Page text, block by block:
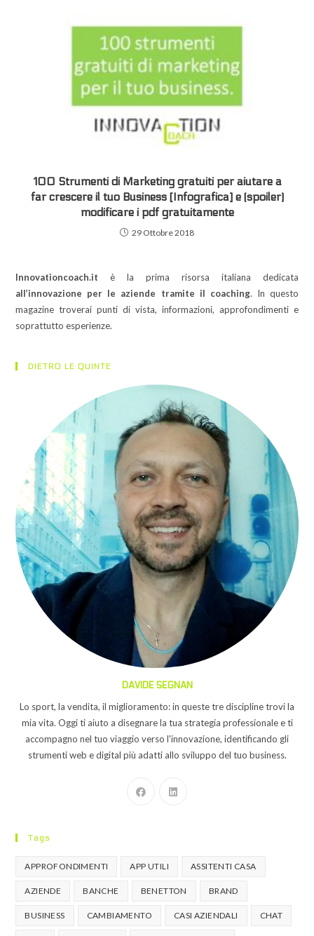
100 Strumenti di Marketing gratuiti per aiutare a
far crescere il tuo Business [Infografica] e (spoiler)
modificare i pdf gratuitamente
29 Ottobre 2018
Innovationcoach.it è la prima risorsa italiana dedicata
all’innovazione per le aziende tramite il coaching. In questo
magazine troverai punti di vista, informazioni, approfondimenti e
soprattutto esperienze.
DIETRO LE QUINTE
DAVIDE SEGNAN
Lo sport, la vendita, il miglioramento: in queste tre discipline trovi la
mia vita. Oggi ti aiuto a disegnare la tua strategia professionale e ti
accompagno nel tuo viaggio verso l'innovazione, identificando gli
strumenti web e digital più adatti allo sviluppo del tuo business.
Tags
APPROFONDIMENTI APP UTILI ASSITENTI CASA
AZIENDE BANCHE BENETTON BRAND
BUSINESS CAMBIAMENTO CASI AZIENDALI CHAT